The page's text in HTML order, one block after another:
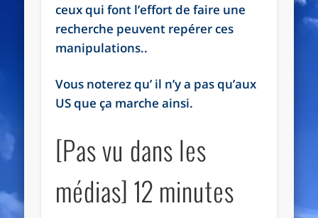
ceux qui font l’effort de faire une
recherche peuvent repérer ces
manipulations..
Vous noterez qu’ il n’y a pas qu’aux
US que ça marche ainsi.
[Pas vu dans les
médias] 12 minutes